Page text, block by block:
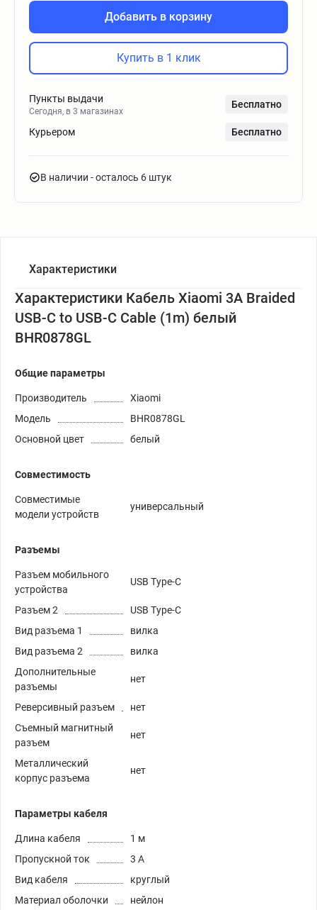
Добавить в корзину
Купить в 1 клик
Пункты выдачи
Сегодня, в 3 магазинах
Бесплатно
Курьером Бесплатно
В наличии - осталось 6 штук
Характеристики
Характеристики Кабель Xiaomi 3A Braided
USB-C to USB-C Cable (1m) белый
BHR0878GL
Общие параметры
Производитель
Xiaomi
Модель
BHR0878GL
Основной цвет
белый
Совместимость
Совместимые
модели устройств
универсальный
Разъемы
Разъем мобильного
устройства
USB Type-C
Разъем 2
USB Type-C
Вид разъема 1
вилка
Вид разъема 2
вилка
Дополнительные
разъемы
нет
Реверсивный разъем
нет
Съемный магнитный
разъем
нет
Металлический
корпус разъема
нет
Параметры кабеля
Длина кабеля
1 м
Пропускной ток
3 А
Вид кабеля
круглый
Материал оболочки
нейлон